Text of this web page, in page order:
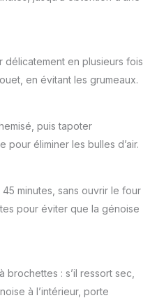
délicatement en plusieurs fois
en évitant les grumeaux.
puis tapoter
pour éliminer les bulles d’air.
minutes, sans ouvrir le four
pour éviter que la génoise
: s’il ressort sec,
à l’intérieur, porte